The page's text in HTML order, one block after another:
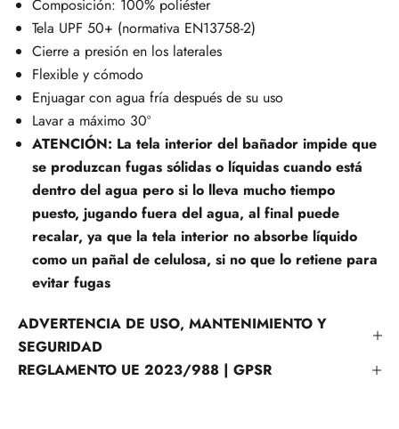
Composición: 100% poliéster
Tela UPF 50+ (normativa EN13758-2)
Cierre a presión en los laterales
Flexible y cómodo
Enjuagar con agua fría después de su uso
Lavar a máximo 30º
ATENCIÓN: La tela interior del bañador impide que
se produzcan fugas sólidas o líquidas cuando está
dentro del agua pero si lo lleva mucho tiempo
puesto, jugando fuera del agua, al final puede
recalar, ya que la tela interior no absorbe líquido
como un pañal de celulosa, si no que lo retiene para
evitar fugas
ADVERTENCIA DE USO, MANTENIMIENTO Y
SEGURIDAD
REGLAMENTO UE 2023/988 | GPSR